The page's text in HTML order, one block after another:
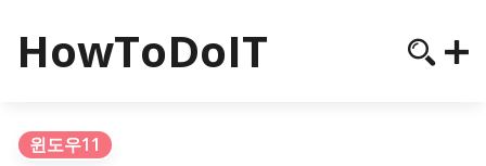
HowToDoIT
윈도우11